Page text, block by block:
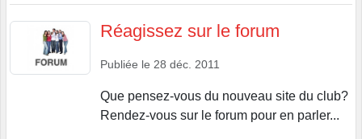
Réagissez sur le forum
Publiée le 28 déc. 2011
Que pensez-vous du nouveau site du club?
Rendez-vous sur le forum pour en parler...